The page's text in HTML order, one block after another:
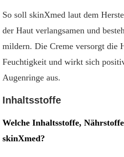
So soll skinXmed laut dem
der Haut verlangsamen und
mildern. Die Creme versorgt die
Feuchtigkeit und wirkt sich
Augenringe aus.
Inhaltsstoffe
Welche Inhaltsstoffe,
skinXmed?